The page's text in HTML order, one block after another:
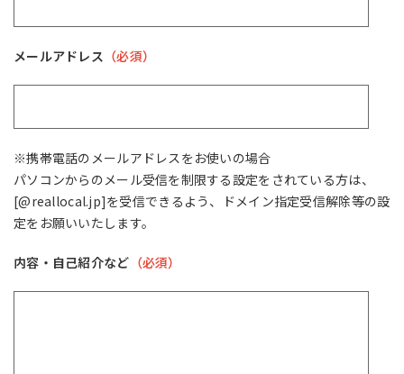
メールアドレス （必須）
※携帯電話のメールアドレスをお使いの場合
パソコンからのメール受信を制限する設定をされている方は、
[@reallocal.jp]を受信できるよう、ドメイン指定受信解除等の設
定をお願いいたします。
内容・自己紹介など （必須）